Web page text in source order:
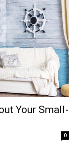
Your Small-
0